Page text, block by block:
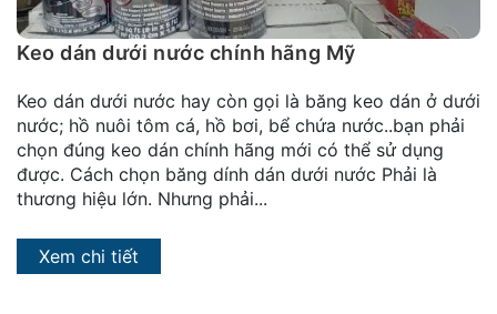
Blog
chia
Liên
hệ
Keo dán dưới nước chính hãng Mỹ
Keo dán dưới nước hay còn gọi là băng keo dán ở dưới
nước; hồ nuôi tôm cá, hồ bơi, bể chứa nước..bạn phải
chọn đúng keo dán chính hãng mới có thể sử dụng
được. Cách chọn băng dính dán dưới nước Phải là
thương hiệu lớn. Nhưng phải...
Xem chi tiết